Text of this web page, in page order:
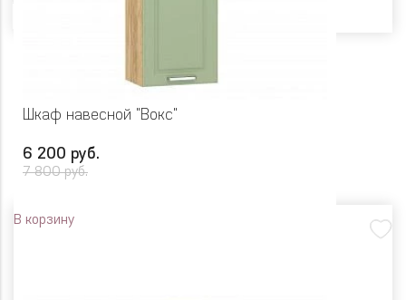
Шкаф навесной "Вокс"
6 200 руб.
7 800 руб.
В корзину